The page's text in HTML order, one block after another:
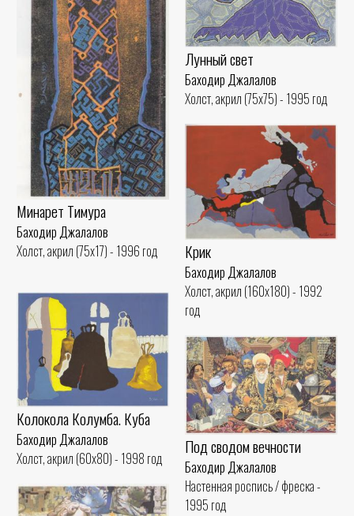
Минарет Тимура
Баходир Джалалов
Холст, акрил (75x17) - 1996 год
Лунный свет
Баходир Джалалов
Холст, акрил (75x75) - 1995 год
Крик
Баходир Джалалов
Холст, акрил (160x180) - 1992
год
Колокола Колумба. Куба
Баходир Джалалов
Холст, акрил (60x80) - 1998 год
Под сводом вечности
Баходир Джалалов
Настенная роспись / фреска -
1995 год